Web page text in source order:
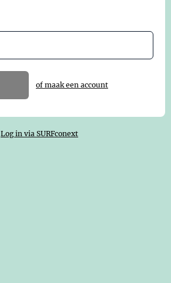
of maak een account
Log in via SURFconext